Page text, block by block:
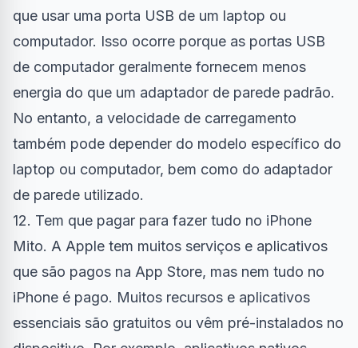
que usar uma porta USB de um laptop ou
computador. Isso ocorre porque as portas USB
de computador geralmente fornecem menos
energia do que um adaptador de parede padrão.
No entanto, a velocidade de carregamento
também pode depender do modelo específico do
laptop ou computador, bem como do adaptador
de parede utilizado.
12. Tem que pagar para fazer tudo no iPhone
Mito. A Apple tem muitos serviços e aplicativos
que são pagos na App Store, mas nem tudo no
iPhone é pago. Muitos recursos e aplicativos
essenciais são gratuitos ou vêm pré-instalados no